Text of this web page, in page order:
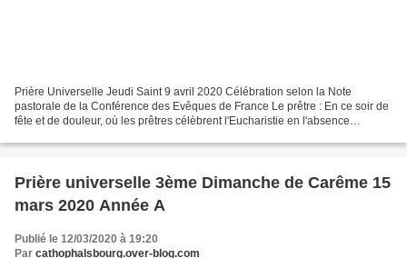
Prière Universelle Jeudi Saint 9 avril 2020 Célébration selon la Note
pastorale de la Conférence des Evêques de France Le prêtre : En ce soir de
fête et de douleur, où les prêtres célèbrent l'Eucharistie en l'absence
Prière universelle 3ème Dimanche de Carême 15
mars 2020 Année A
Publié le 12/03/2020 à 19:20
Par cathophalsbourg.over-blog.com